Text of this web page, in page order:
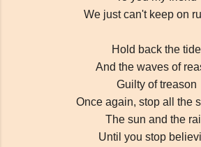
We just can't keep on
Hold back the tide
And the waves of
Guilty of treason
Once again, stop all the
The sun and the
Until you stop